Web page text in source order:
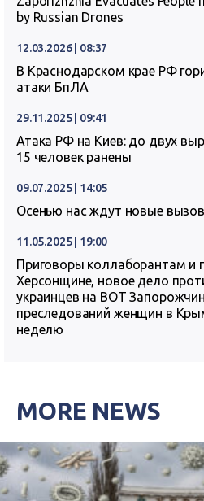
by Russian Drones
12.03.2026 | 08:37
В Краснодарском крае РФ
атаки БпЛА
29.11.2025 | 09:41
Атака РФ на Киев: до двух
15 человек ранены
09.07.2025 | 14:05
Осенью нас ждут новые
11.05.2025 | 19:00
Приговоры коллаборантам и
Херсонщине, новое дело
украинцев на ВОТ
преследований женщин в
неделю
MORE NEWS